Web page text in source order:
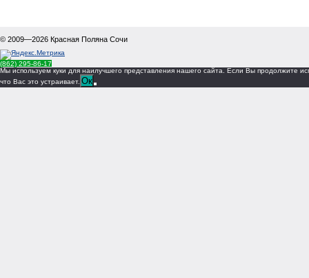
© 2009—2026 Красная Поляна Сочи
(862) 295-86-17
Мы используем куки для наилучшего представления нашего сайта. Если Вы продолжите
что Вас это устраивает. Ок